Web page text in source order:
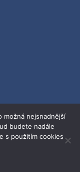
možná nejsnadnější
budete nadále
s použitím cookies